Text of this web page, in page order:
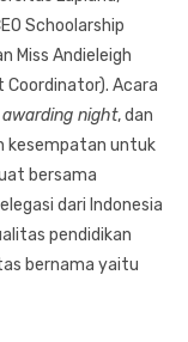
Schoolarship
Miss Andieleigh
Acara
awarding night, dan
kesempatan untuk
bersama
dari Indonesia
pendidikan
bernama yaitu